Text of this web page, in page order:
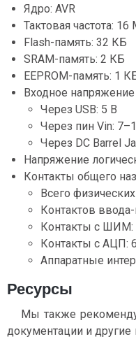
Ядро: AVR
Тактовая частота: 16
Flash-память: 32 КБ
SRAM-память: 2 КБ
EEPROM-память: 1
Входное напряжение
Через USB: 5 В
Через пин Vin:
Через DC Barrel
Напряжение
Контакты общего
Всего
Контактов
Контакты с ШИМ:
Контакты с АЦП:
Аппаратные
Ресурсы
Мы также
документации и